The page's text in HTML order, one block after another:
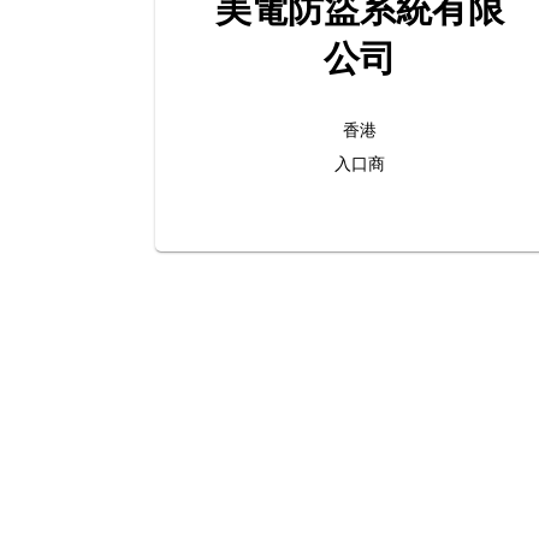
美電防盜系統有限
公司
香港
入口商